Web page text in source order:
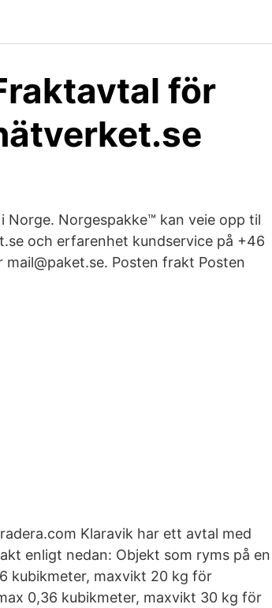
för
Norge. Norgespakke™ kan veie opp til
och erfarenhet kundservice på +46
Posten frakt Posten
Klaravik har ett avtal med
enligt nedan: Objekt som ryms på en
kubikmeter, maxvikt 20 kg för
0,36 kubikmeter, maxvikt 30 kg för